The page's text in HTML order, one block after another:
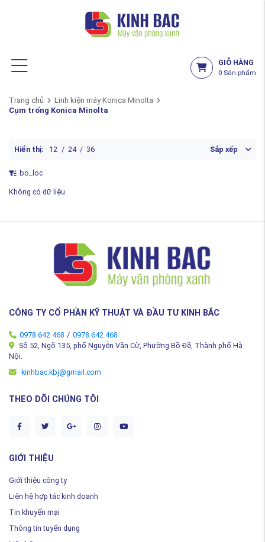
GIỎ HÀNG
0 Sản phẩm
Trang chủ
Linh kiện máy Konica Minolta
Cụm trống Konica Minolta
Hiển thị: 12 / 24 / 36 Sắp xếp
bo_loc
Không có dữ liệu
CÔNG TY CỔ PHẦN KỸ THUẬT VÀ ĐẦU TƯ KINH BẮC
0978 642 468 / 0978 642 468
Số 52, Ngõ 135, phố Nguyễn Văn Cừ, Phường Bồ Đề, Thành phố Hà
Nội.
kinhbac.kbj@gmail.com
THEO DÕI CHÚNG TÔI
GIỚI THIỆU
Giới thiệu công ty
Liên hệ hợp tác kinh doanh
Tin khuyến mại
Thông tin tuyển dụng